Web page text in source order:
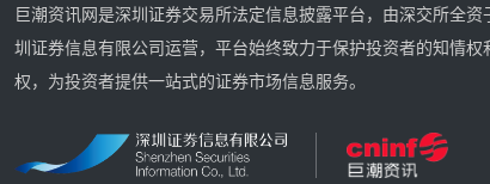
巨潮资讯网是深圳证券交易所法定信息披露平台，由深交所全资
圳证券信息有限公司运营，平台始终致力于保护投资者的知情权
权，为投资者提供一站式的证券市场信息服务。